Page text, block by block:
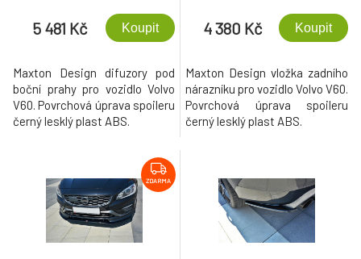
5 481 Kč Koupit
Maxton Design difuzory pod
boční prahy pro vozidlo Volvo
V60. Povrchová úprava spoileru
černý lesklý plast ABS.
4 380 Kč Koupit
Maxton Design vložka zadního
nárazníku pro vozidlo Volvo V60.
Povrchová úprava spoileru
černý lesklý plast ABS.
ZDARMA